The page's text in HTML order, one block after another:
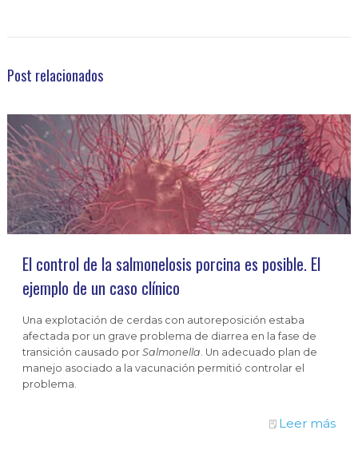
Post relacionados
El control de la salmonelosis porcina es posible. El
ejemplo de un caso clínico
Una explotación de cerdas con autoreposición estaba
afectada por un grave problema de diarrea en la fase de
transición causado por Salmonella. Un adecuado plan de
manejo asociado a la vacunación permitió controlar el
problema.
Leer más